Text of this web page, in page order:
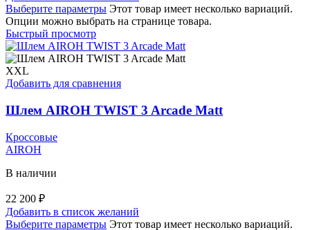
Выберите параметры Этот товар имеет несколько вариаций.
Опции можно выбрать на странице товара.
Быстрый просмотр
XXL
Добавить для сравнения
Шлем AIROH TWIST 3 Arcade Matt
Кроссовые
AIROH
В наличии
22 200 ₽
Добавить в список желаний
Выберите параметры Этот товар имеет несколько вариаций.